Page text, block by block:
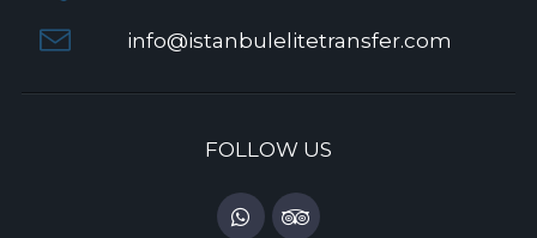
info@istanbulelitetransfer.com
FOLLOW US